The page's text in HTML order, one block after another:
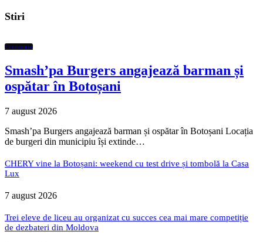
Stiri
Economic
Smash’pa Burgers angajează barman și
ospătar în Botoșani
7 august 2026
Smash’pa Burgers angajează barman și ospătar în Botoșani Locația
de burgeri din municipiu își extinde…
CHERY vine la Botoșani: weekend cu test drive și tombolă la Casa
Lux
7 august 2026
Trei eleve de liceu au organizat cu succes cea mai mare competiție
de dezbateri din Moldova